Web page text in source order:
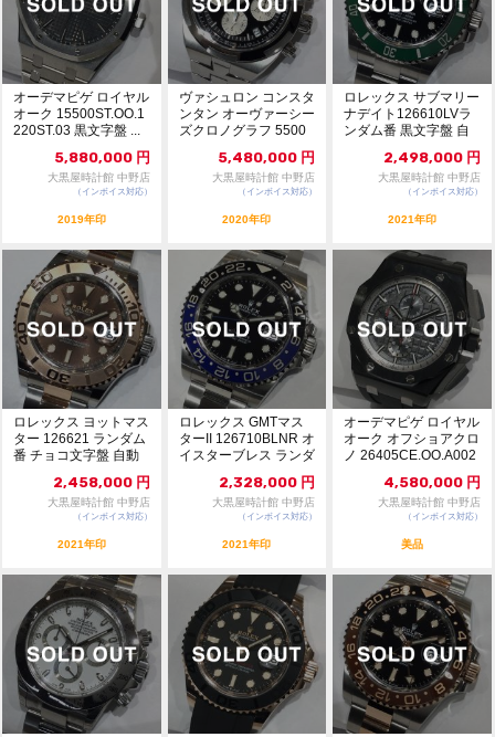
オーデマピゲ ロイヤル
オーク 15500ST.OO.1
220ST.03 黒文字盤 ...
5,880,000 円
大黒屋時計館 中野店
（インボイス対応）
2019年印
ヴァシュロン コンスタ
ンタン オーヴァーシー
ズクロノグラフ 5500
5,480,000 円
大黒屋時計館 中野店
（インボイス対応）
2020年印
ロレックス サブマリー
ナデイト126610LVラ
ンダム番 黒文字盤 自
2,498,000 円
大黒屋時計館 中野店
（インボイス対応）
2021年印
ロレックス ヨットマス
ター 126621 ランダム
番 チョコ文字盤 自動
2,458,000 円
大黒屋時計館 中野店
（インボイス対応）
2021年印
ロレックス GMTマス
ターII 126710BLNR オ
イスターブレス ランダ
2,328,000 円
大黒屋時計館 中野店
（インボイス対応）
2021年印
オーデマピゲ ロイヤル
オーク オフショアクロ
ノ 26405CE.OO.A002
4,580,000 円
大黒屋時計館 中野店
（インボイス対応）
美品